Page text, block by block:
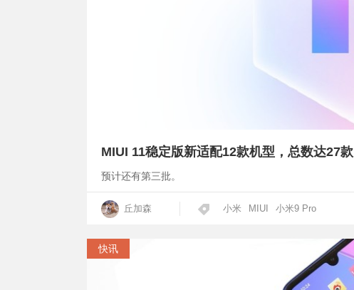
MIUI 11稳定版新适配12款机型，总数达27款
预计还有第三批。
丘加森 小米 MIUI 小米9 Pro
快讯